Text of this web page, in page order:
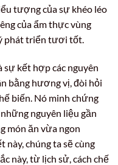
tượng của sự khéo léo
của ẩm thực vùng
phát triển tươi tốt.
kết hợp các nguyên
bằng hương vị, đòi hỏi
biến. Nó minh chứng
nguyên liệu gần
món ăn vừa ngon
này, chúng ta sẽ cùng
này, từ lịch sử, cách chế